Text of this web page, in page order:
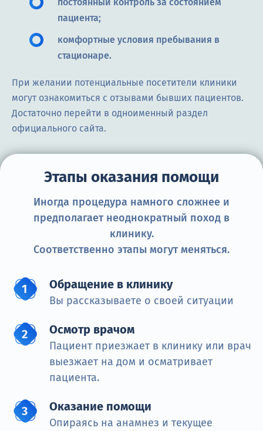
пациента;
комфортные условия пребывания в
стационаре.
При желании потенциальные посетители клиники
могут ознакомиться с отзывами бывших пациентов.
Достаточно перейти в одноименный раздел
официального сайта.
Этапы оказания помощи
Иногда процедура намного сложнее и
предполагает неоднократный поход в
клинику.
Соответственно этапы могут меняться.
Обращение в клинику
Вы рассказываете о своей ситуации
Осмотр врачом
Пациент приезжает в клинику или врач
выезжает на дом и осматривает
пациента.
Оказание помощи
Опираясь на анамнез и текущее